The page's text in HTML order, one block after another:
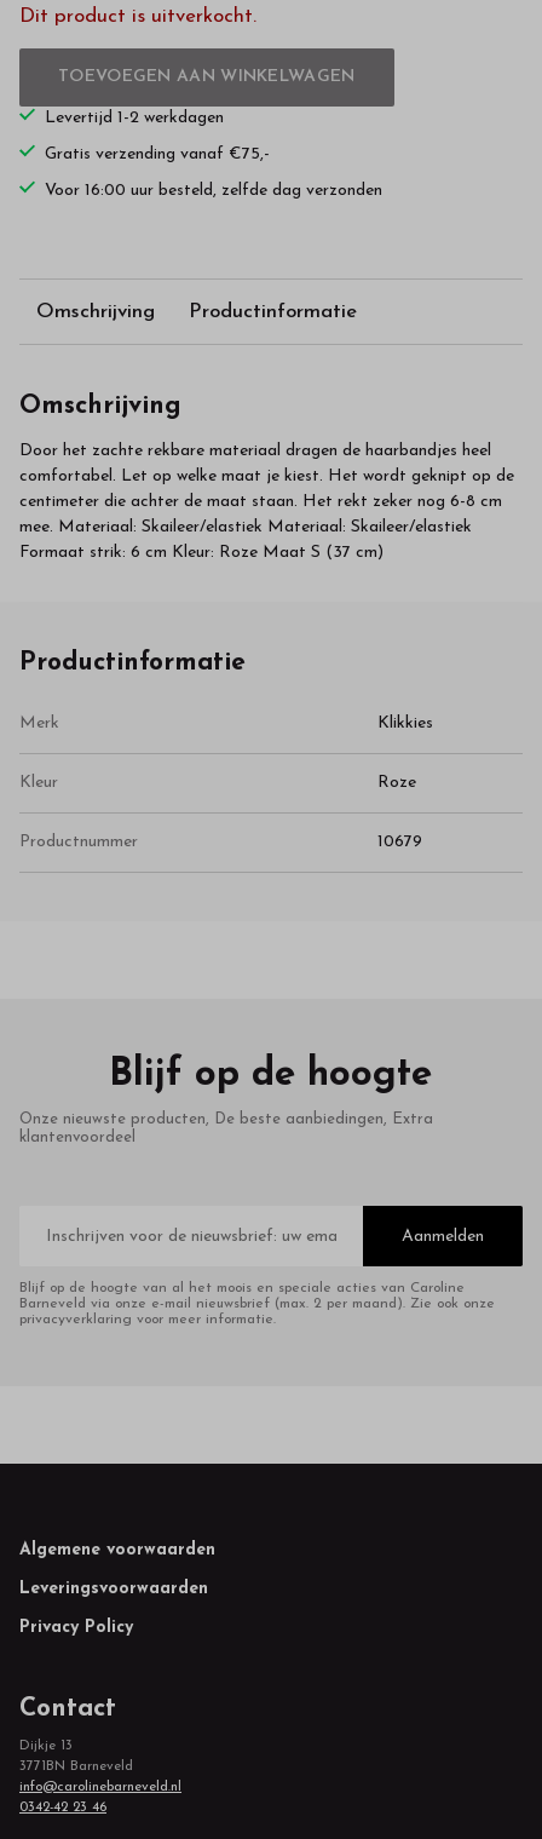
Dit product is uitverkocht.
TOEVOEGEN AAN WINKELWAGEN
Levertijd 1-2 werkdagen
Gratis verzending vanaf €75,-
Voor 16:00 uur besteld, zelfde dag verzonden
Omschrijving Productinformatie
Omschrijving
Door het zachte rekbare materiaal dragen de haarbandjes heel
comfortabel. Let op welke maat je kiest. Het wordt geknipt op de
centimeter die achter de maat staan. Het rekt zeker nog 6-8 cm
mee. Materiaal: Skaileer/elastiek Materiaal: Skaileer/elastiek
Formaat strik: 6 cm Kleur: Roze Maat S (37 cm)
Productinformatie
Merk Klikkies
Kleur Roze
Productnummer 10679
Blijf op de hoogte
Onze nieuwste producten, De beste aanbiedingen, Extra
klantenvoordeel
mailadres
Aanmelden
Blijf op de hoogte van al het moois en speciale acties van Caroline
Barneveld via onze e-mail nieuwsbrief (max. 2 per maand). Zie ook onze
privacyverklaring voor meer informatie.
Footer
Algemene voorwaarden
Leveringsvoorwaarden
Privacy Policy
Contact
Dijkje 13
3771BN Barneveld
info@carolinebarneveld.nl
0342-42 23 46